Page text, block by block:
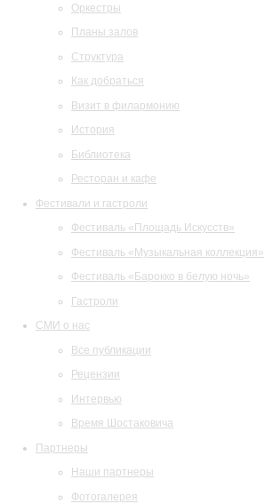
Оркестры
Планы залов
Структура
Как добраться
Визит в филармонию
История
Библиотека
Ресторан и кафе
Фестивали и гастроли
Фестиваль «Площадь Искусств»
Фестиваль «Музыкальная коллекция»
Фестиваль «Барокко в белую ночь»
Гастроли
СМИ о нас
Все публикации
Рецензии
Интервью
Время Шостаковича
Партнеры
Наши партнеры
Фотогалерея